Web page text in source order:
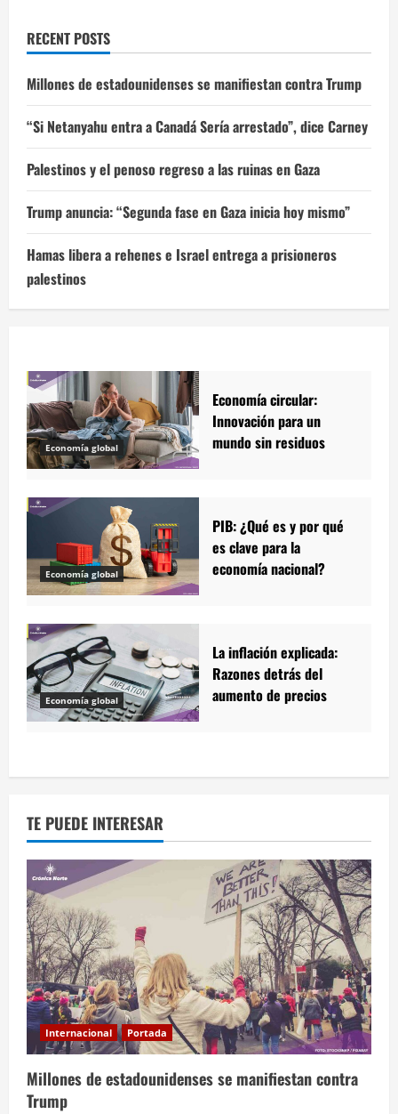
RECENT POSTS
Millones de estadounidenses se manifiestan contra Trump
“Si Netanyahu entra a Canadá Sería arrestado”, dice Carney
Palestinos y el penoso regreso a las ruinas en Gaza
Trump anuncia: “Segunda fase en Gaza inicia hoy mismo”
Hamas libera a rehenes e Israel entrega a prisioneros
palestinos
Economía global
Economía circular:
Innovación para un
mundo sin residuos
Economía global
PIB: ¿Qué es y por qué
es clave para la
economía nacional?
Economía global
La inflación explicada:
Razones detrás del
aumento de precios
TE PUEDE INTERESAR
Internacional Portada
Millones de estadounidenses se manifiestan contra
Trump